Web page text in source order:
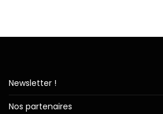
Newsletter !
Nos partenaires